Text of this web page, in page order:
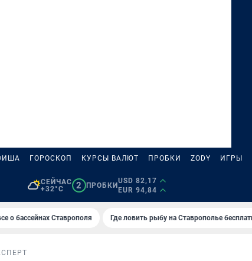
ГОРОСКОП КУРСЫ ВАЛЮТ ПРОБКИ ZODY ИГРЫ
СЕЙЧАС
+32°C
2 ПРОБКИ
USD 82,17
EUR 94,84
о бассейнах Ставрополя Где ловить рыбу на Ставрополье